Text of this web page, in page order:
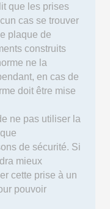
que les prises
cas se trouver
plaque de
construits
ne la
en cas de
doit être mise
ne pas utiliser la
de sécurité. Si
mieux
cette prise à un
pouvoir